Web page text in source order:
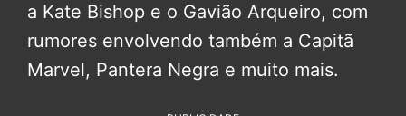
a Kate Bishop e o Gavião Arqueiro, com
rumores envolvendo também a Capitã
Marvel, Pantera Negra e muito mais.